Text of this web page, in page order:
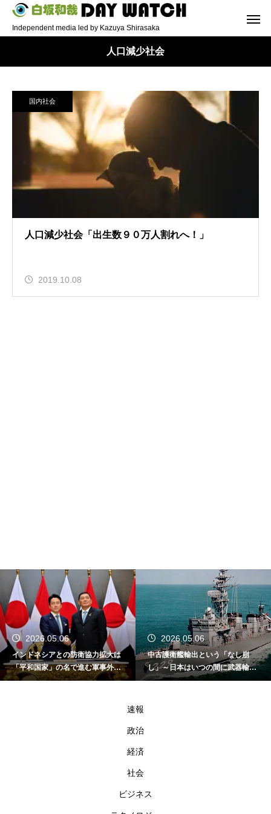
Independent media led by Kazuya Shirasaka
人口減少社会
国内社会
人口減少社会「出生数９０万人割れへ！」
2019.10.08
2026.05.06
インドネシアとの防衛協力拡大は
「平和国家」の名で進む軍事外交
である
2026.05.06
中古護衛艦輸出という「なし崩
し」～日本はいつの間に武器輸出
国家になったのか～
速報
政治
経済
社会
ビジネス